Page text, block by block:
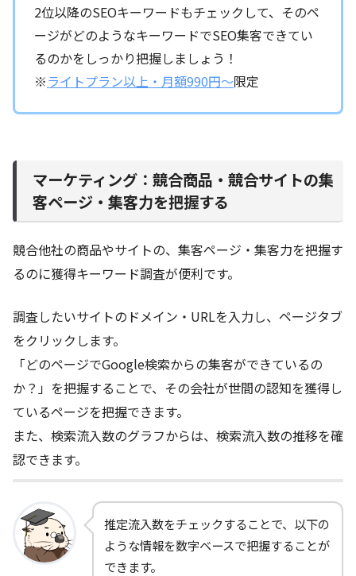
2位以降のSEOキーワードもチェックして、そのペ
ージがどのようなキーワードでSEO集客できてい
るのかをしっかり把握しましょう！
※ライトプラン以上・月額990円～限定
マーケティング：競合商品・競合サイトの集
客ページ・集客力を把握する
競合他社の商品やサイトの、集客ページ・集客力を把握す
るのに獲得キーワード調査が便利です。
調査したいサイトのドメイン・URLを入力し、ページタブ
をクリックします。
「どのページでGoogle検索からの集客ができているの
か？」を把握することで、その会社が世間の認知を獲得し
ているページを把握できます。
また、検索流入数のグラフからは、検索流入数の推移を確
認できます。
推定流入数をチェックすることで、以下の
ような情報を数字ベースで把握することが
できます。